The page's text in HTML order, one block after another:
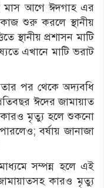
মাস আগে ঈদগাহ এর
শুরু করলে স্থানীয়
স্থানীয় প্রশাসন মাটি
এখানে মাটি ভরাট
পর থেকে অদ্যবধি
ঈদের জামায়াত
মৃত্যু হলে শুকনো
বর্ষায় জানাজা
সম্পন্ন হলে এই
কারও মৃত্যু